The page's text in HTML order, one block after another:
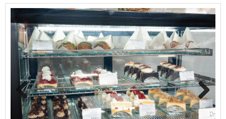
Pre
viou
Nex
t